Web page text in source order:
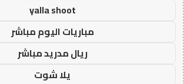
yalla shoot
مباريات اليوم مباشر
ريال مدريد مباشر
يلا شوت